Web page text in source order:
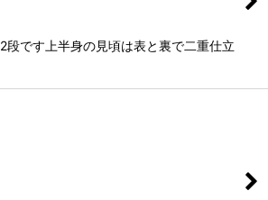
です上半身の見頃は表と裏で二重仕立